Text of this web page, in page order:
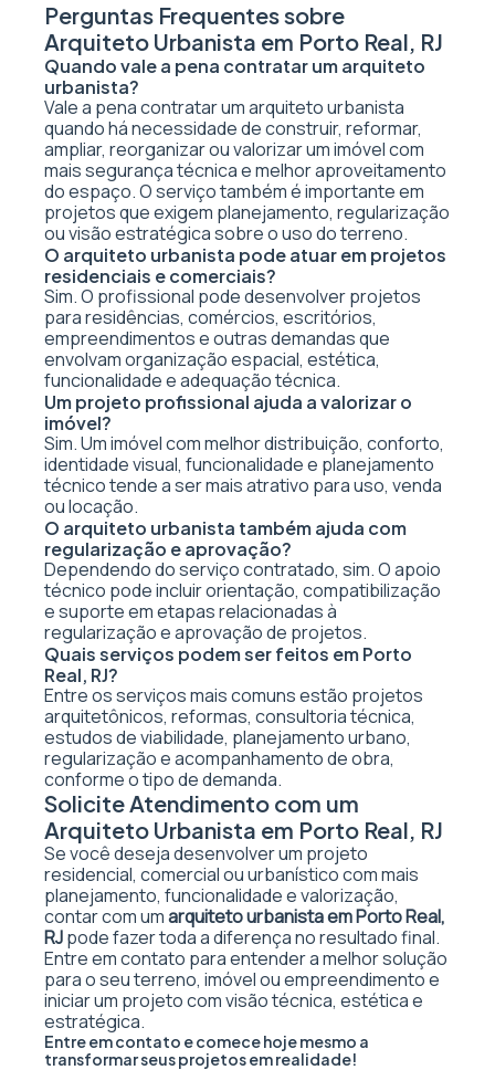
Perguntas Frequentes sobre
Arquiteto Urbanista em Porto Real, RJ
Quando vale a pena contratar um arquiteto
urbanista?
Vale a pena contratar um arquiteto urbanista
quando há necessidade de construir, reformar,
ampliar, reorganizar ou valorizar um imóvel com
mais segurança técnica e melhor aproveitamento
do espaço. O serviço também é importante em
projetos que exigem planejamento, regularização
ou visão estratégica sobre o uso do terreno.
O arquiteto urbanista pode atuar em projetos
residenciais e comerciais?
Sim. O profissional pode desenvolver projetos
para residências, comércios, escritórios,
empreendimentos e outras demandas que
envolvam organização espacial, estética,
funcionalidade e adequação técnica.
Um projeto profissional ajuda a valorizar o
imóvel?
Sim. Um imóvel com melhor distribuição, conforto,
identidade visual, funcionalidade e planejamento
técnico tende a ser mais atrativo para uso, venda
ou locação.
O arquiteto urbanista também ajuda com
regularização e aprovação?
Dependendo do serviço contratado, sim. O apoio
técnico pode incluir orientação, compatibilização
e suporte em etapas relacionadas à
regularização e aprovação de projetos.
Quais serviços podem ser feitos em Porto
Real, RJ?
Entre os serviços mais comuns estão projetos
arquitetônicos, reformas, consultoria técnica,
estudos de viabilidade, planejamento urbano,
regularização e acompanhamento de obra,
conforme o tipo de demanda.
Solicite Atendimento com um
Arquiteto Urbanista em Porto Real, RJ
Se você deseja desenvolver um projeto
residencial, comercial ou urbanístico com mais
planejamento, funcionalidade e valorização,
contar com umarquiteto urbanista em Porto Real,
RJpode fazer toda a diferença no resultado final.
Entre em contato para entender a melhor solução
para o seu terreno, imóvel ou empreendimento e
iniciar um projeto com visão técnica, estética e
estratégica.
Entre em contato e comece hoje mesmo a
transformar seus projetos em realidade!